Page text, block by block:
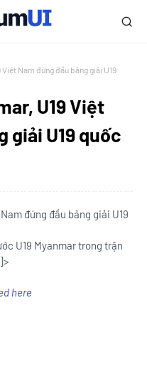
Nam đứng đầu bảng giải U19
U19 Việt
giải U19 quốc
U19 Myanmar trong trận
here